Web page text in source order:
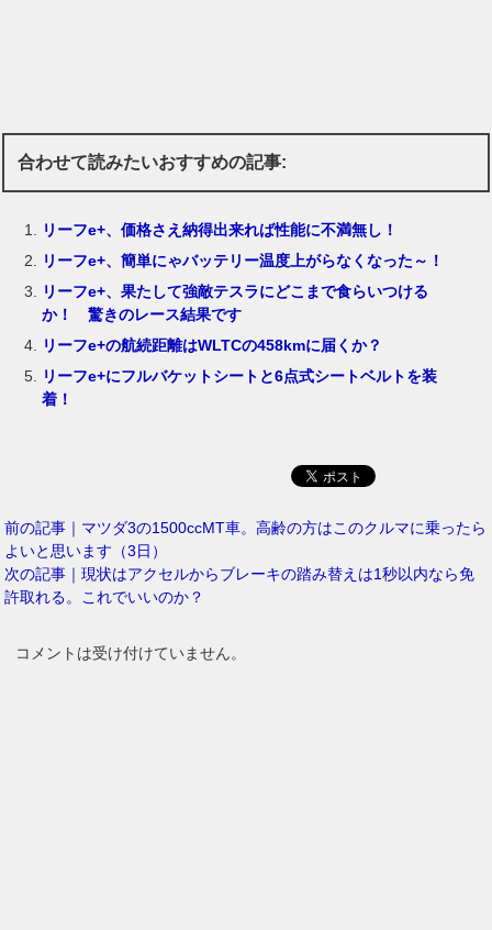
合わせて読みたいおすすめの記事:
リーフe+、価格さえ納得出来れば性能に不満無し！
リーフe+、簡単にゃバッテリー温度上がらなくなった～！
リーフe+、果たして強敵テスラにどこまで食らいつける
か！ 驚きのレース結果です
リーフe+の航続距離はWLTCの458kmに届くか？
リーフe+にフルバケットシートと6点式シートベルトを装
着！
前の記事｜マツダ3の1500ccMT車。高齢の方はこのクルマに乗ったら
よいと思います（3日）
次の記事｜現状はアクセルからブレーキの踏み替えは1秒以内なら免
許取れる。これでいいのか？
コメントは受け付けていません。